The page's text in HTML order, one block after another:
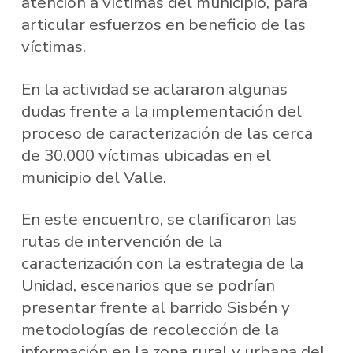
articular esfuerzos en beneficio de las
víctimas.
En la actividad se aclararon algunas
dudas frente a la implementación del
proceso de caracterización de las cerca
de 30.000 víctimas ubicadas en el
municipio del Valle.
En este encuentro, se clarificaron las
rutas de intervención de la
caracterización con la estrategia de la
Unidad, escenarios que se podrían
presentar frente al barrido Sisbén y
metodologías de recolección de la